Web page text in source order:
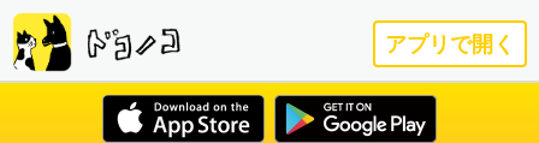
アプリで開く